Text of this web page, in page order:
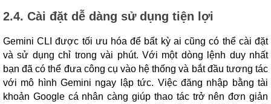
2.4. Cài đặt dễ dàng sử dụng tiện lợi
Gemini CLI được tối ưu hóa để bất kỳ ai cũng có thể cài đặt
và sử dụng chỉ trong vài phút. Với một dòng lệnh duy nhất
bạn đã có thể đưa công cụ vào hệ thống và bắt đầu tương tác
với mô hình Gemini ngay lập tức. Việc đăng nhập bằng tài
khoản Google cá nhân càng giúp thao tác trở nên đơn giản